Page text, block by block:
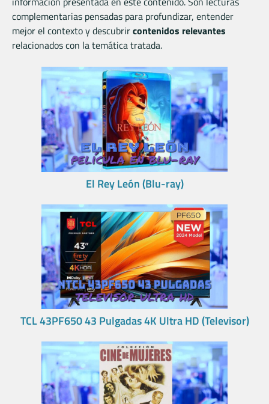
complementarias pensadas para profundizar, entender
mejor el contexto y descubrircontenidos relevantes
relacionados con la temática tratada.
El Rey León (Blu-ray)
TCL 43PF650 43 Pulgadas 4K Ultra HD (Televisor)